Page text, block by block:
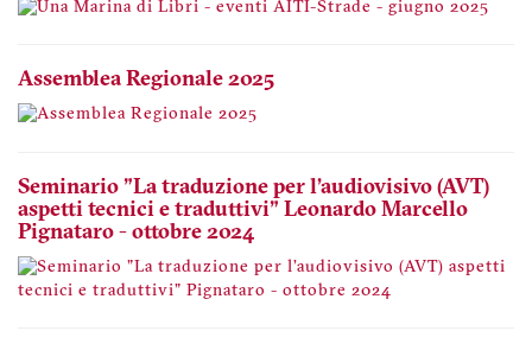
Assemblea Regionale 2025
Seminario "La traduzione per l’audiovisivo (AVT)
aspetti tecnici e traduttivi" Leonardo Marcello
Pignataro - ottobre 2024